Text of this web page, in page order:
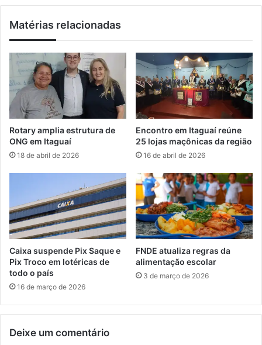
u
r
o
s
m
M
u
r
u
i
n
g
t
b
p
r
t
i
p
a
d
e
e
v
n
o
Matérias relacionadas
Rotary amplia estrutura de
ONG em Itaguaí
18 de abril de 2026
Encontro em Itaguaí reúne
25 lojas maçônicas da região
16 de abril de 2026
Caixa suspende Pix Saque e
Pix Troco em lotéricas de
todo o país
16 de março de 2026
FNDE atualiza regras da
alimentação escolar
3 de março de 2026
Deixe um comentário